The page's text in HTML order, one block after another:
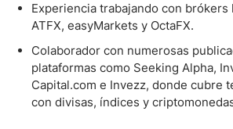
Experiencia trabajando con
ATFX, easyMarkets y OctaFX.
Colaborador con numerosas
plataformas como Seeking Alpha,
Capital.com e Invezz, donde cubre
con divisas, índices y